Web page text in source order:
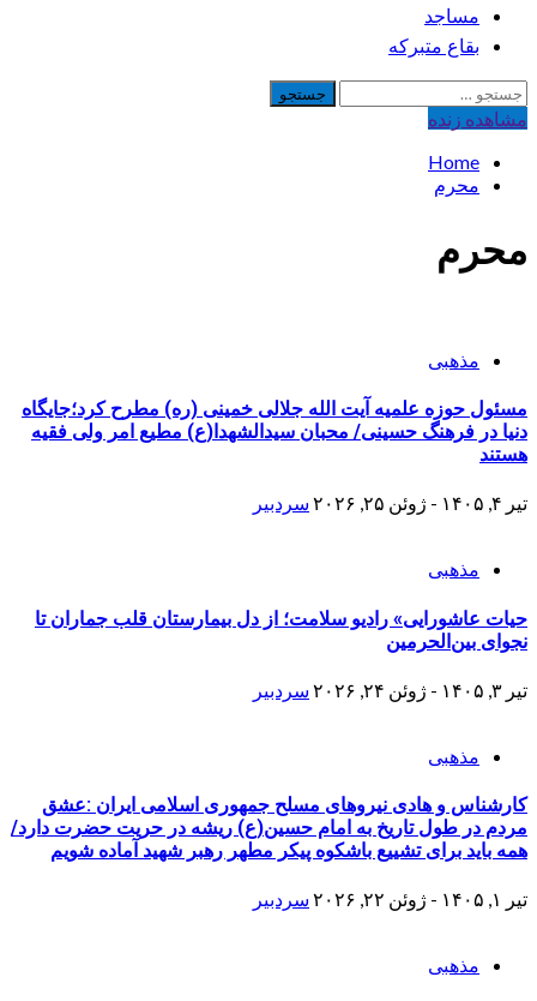
مساجد
بقاع متبرکه
جستجو
برای:
مشاهده‌ زنده
Home
محرم
محرم
مذهبی
مسئول حوزه علمیه آیت الله جلالی خمینی (ره) مطرح کرد؛جایگاه
دنیا در فرهنگ حسینی/ محبان سیدالشهدا(ع) مطیع امر ولی فقیه
هستند
تیر ۴, ۱۴۰۵ - ژوئن ۲۵, ۲۰۲۶ سردبیر
مذهبی
حیات عاشورایی» رادیو سلامت؛ از دل بیمارستان قلب جماران تا
نجوای بین‌الحرمین
تیر ۳, ۱۴۰۵ - ژوئن ۲۴, ۲۰۲۶ سردبیر
مذهبی
کارشناس و هادی نیروهای مسلح جمهوری اسلامی ایران :عشق
مردم در طول تاریخ به امام حسین(ع) ریشه در حریت حضرت دارد/
همه باید برای تشییع باشکوه پیکر مطهر رهبر شهید آماده شویم
تیر ۱, ۱۴۰۵ - ژوئن ۲۲, ۲۰۲۶ سردبیر
مذهبی